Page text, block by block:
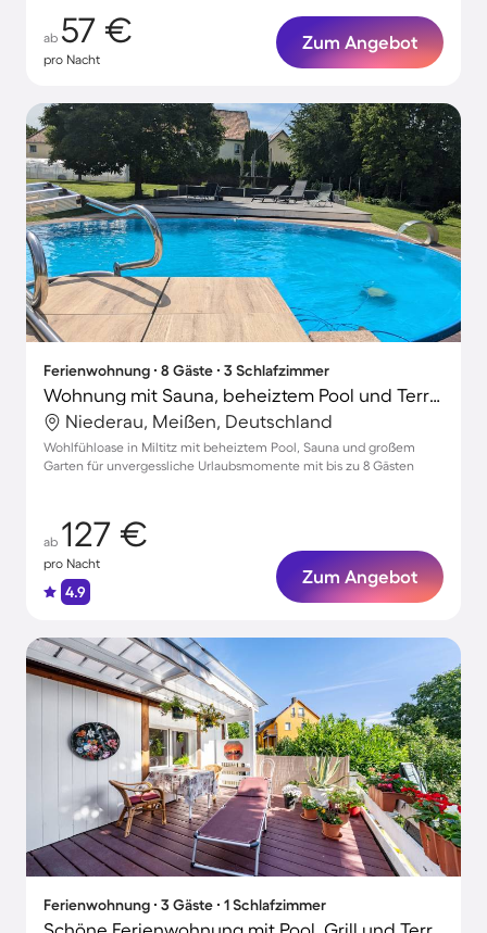
ab 57 €
pro Nacht
Zum Angebot
Ferienwohnung ∙ 8 Gäste ∙ 3 Schlafzimmer
Wohnung mit Sauna, beheiztem Pool und Terrasse | Gartenblick
Niederau, Meißen, Deutschland
Wohlfühloase in Miltitz mit beheiztem Pool, Sauna und großem
Garten für unvergessliche Urlaubsmomente mit bis zu 8 Gästen
ab 127 €
pro Nacht
4.9
Zum Angebot
Ferienwohnung ∙ 3 Gäste ∙ 1 Schlafzimmer